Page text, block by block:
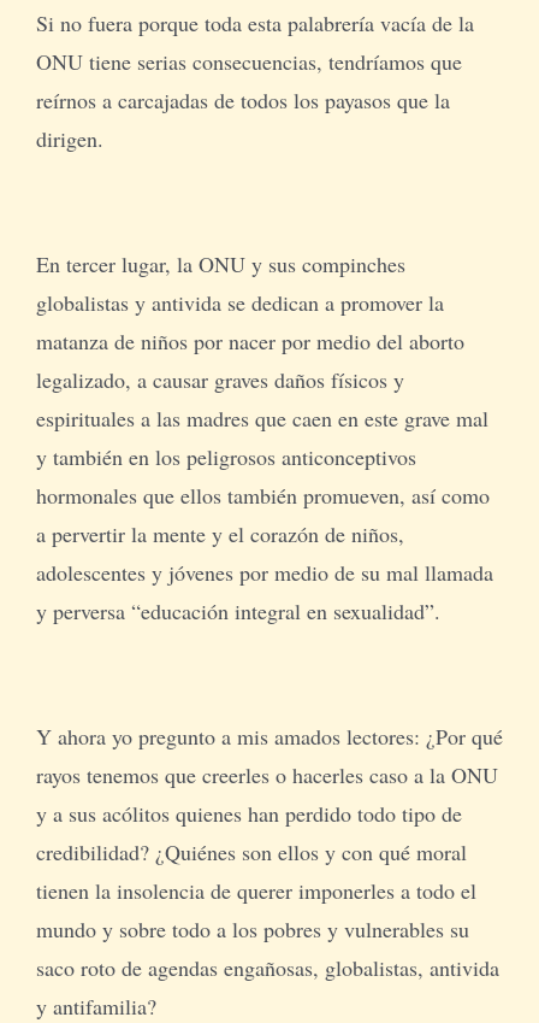
Si no fuera porque toda esta palabrería vacía de la
ONU tiene serias consecuencias, tendríamos que
reírnos a carcajadas de todos los payasos que la
dirigen.
En tercer lugar, la ONU y sus compinches
globalistas y antivida se dedican a promover la
matanza de niños por nacer por medio del aborto
legalizado, a causar graves daños físicos y
espirituales a las madres que caen en este grave mal
y también en los peligrosos anticonceptivos
hormonales que ellos también promueven, así como
a pervertir la mente y el corazón de niños,
adolescentes y jóvenes por medio de su mal llamada
y perversa “educación integral en sexualidad”.
Y ahora yo pregunto a mis amados lectores: ¿Por qué
rayos tenemos que creerles o hacerles caso a la ONU
y a sus acólitos quienes han perdido todo tipo de
credibilidad? ¿Quiénes son ellos y con qué moral
tienen la insolencia de querer imponerles a todo el
mundo y sobre todo a los pobres y vulnerables su
saco roto de agendas engañosas, globalistas, antivida
y antifamilia?